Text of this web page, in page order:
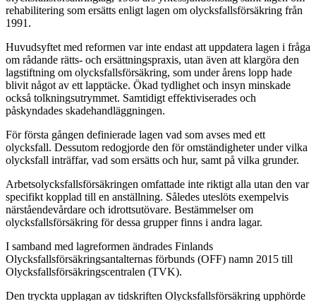
rehabilitering som ersätts enligt lagen om olycksfallsförsäkring från
1991.
Huvudsyftet med reformen var inte endast att uppdatera lagen i fråga
om rådande rätts- och ersättningspraxis, utan även att klargöra den
lagstiftning om olycksfallsförsäkring, som under årens lopp hade
blivit något av ett lapptäcke. Ökad tydlighet och insyn minskade
också tolkningsutrymmet. Samtidigt effektiviserades och
påskyndades skadehandläggningen.
För första gången definierade lagen vad som avses med ett
olycksfall. Dessutom redogjorde den för omständigheter under vilka
olycksfall inträffar, vad som ersätts och hur, samt på vilka grunder.
Arbetsolycksfallsförsäkringen omfattade inte riktigt alla utan den var
specifikt kopplad till en anställning. Således uteslöts exempelvis
närståendevårdare och idrottsutövare. Bestämmelser om
olycksfallsförsäkring för dessa grupper finns i andra lagar.
I samband med lagreformen ändrades Finlands
Olycksfallsförsäkringsantalternas förbunds (OFF) namn 2015 till
Olycksfallsförsäkringscentralen (TVK).
Den tryckta upplagan av tidskriften Olycksfallsförsäkring upphörde